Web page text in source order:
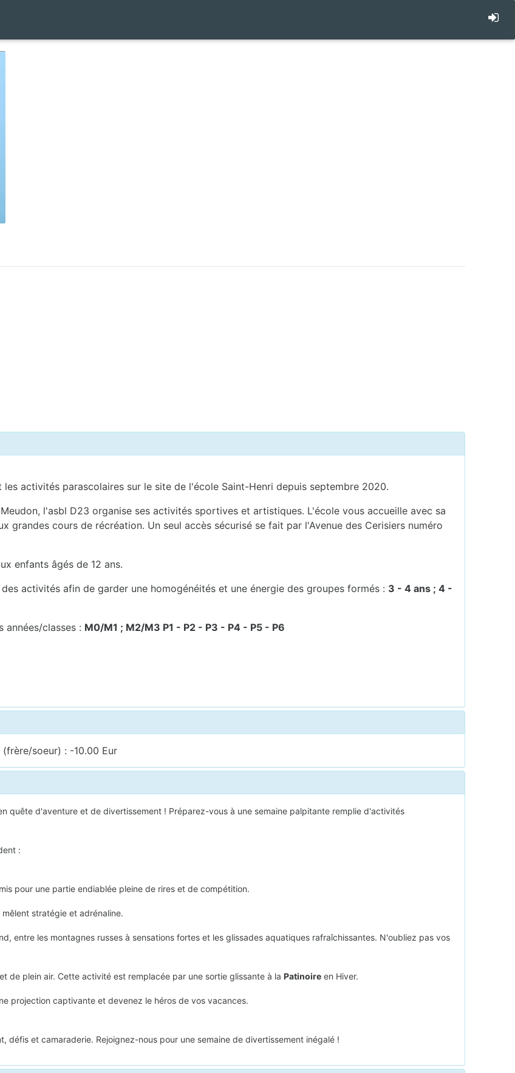
activités parascolaires sur le site de l'école Saint-Henri depuis septembre 2020.
l'asbl D23 organise ses activités sportives et artistiques. L'école vous accueille avec sa
grandes cours de récréation. Un seul accès sécurisé se fait par l'Avenue des Cerisiers numéro
enfants âgés de 12 ans.
activités afin de garder une homogénéités et une énergie des groupes formés : 3 - 4 ans ; 4 -
années/classes : M0/M1 ; M2/M3 P1 - P2 - P3 - P4 - P5 - P6
soeur) : -10.00 Eur
quête d'aventure et de divertissement ! Préparez-vous à une semaine palpitante remplie d'activités
:
pour une partie endiablée pleine de rires et de compétition.
stratégie et adrénaline.
entre les montagnes russes à sensations fortes et les glissades aquatiques rafraîchissantes. N'oubliez pas vos
de plein air. Cette activité est remplacée par une sortie glissante à laPatinoire en Hiver.
projection captivante et devenez le héros de vos vacances.
défis et camaraderie. Rejoignez-nous pour une semaine de divertissement inégalé !